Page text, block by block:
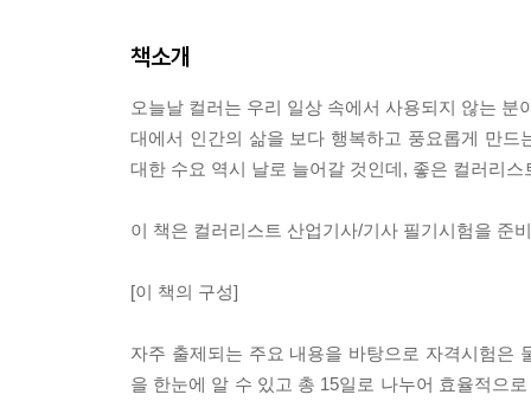
책소개
오늘날 컬러는 우리 일상 속에서 사용되지 않는
대에서 인간의 삶을 보다 행복하고 풍요롭게 만
대한 수요 역시 날로 늘어갈 것인데, 좋은 컬러리
이 책은 컬러리스트 산업기사/기사 필기시험을 준
[이 책의 구성]
자주 출제되는 주요 내용을 바탕으로 자격시험은
을 한눈에 알 수 있고 총 15일로 나누어 효율적으